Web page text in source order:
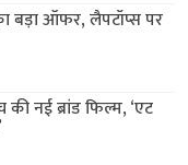
बड़ा ऑफर, लैपटॉप्स पर
की नई ब्रांड फिल्म, ‘एट